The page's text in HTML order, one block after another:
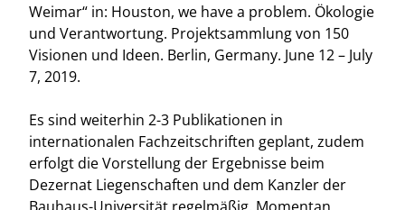
Weimar“ in: Houston, we have a problem. Ökologie
und Verantwortung. Projektsammlung von 150
Visionen und Ideen. Berlin, Germany. June 12 – July
7, 2019.
Es sind weiterhin 2-3 Publikationen in
internationalen Fachzeitschriften geplant, zudem
erfolgt die Vorstellung der Ergebnisse beim
Dezernat Liegenschaften und dem Kanzler der